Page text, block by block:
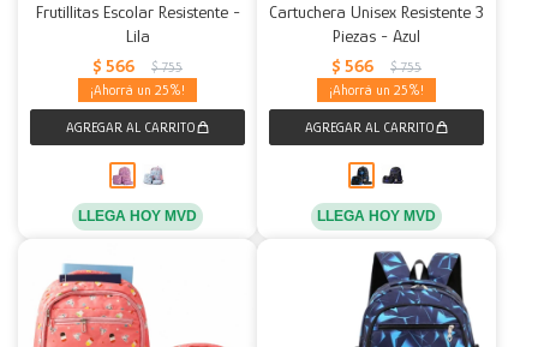
Frutillitas Escolar Resistente -
Lila
$ 566 $ 755
25
LLEGA HOY MVD
Cartuchera Unisex Resistente 3
Piezas - Azul
$ 566 $ 755
25
LLEGA HOY MVD